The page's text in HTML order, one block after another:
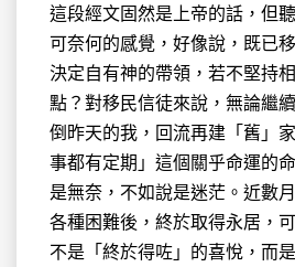
這段經文固然是上帝的話，但
可奈何的感覺，好像說，既已
決定自有神的帶領，若不堅持
點？對移民信徒來說，無論繼
倒昨天的我，回流再建「舊」
事都有定期」這個關乎命運的
是無奈，不如說是迷茫。近數
各種困難後，終於取得永居，
不是「終於得咗」的喜悅，而